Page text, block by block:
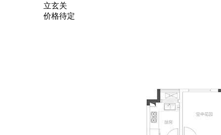
立玄关
价格待定